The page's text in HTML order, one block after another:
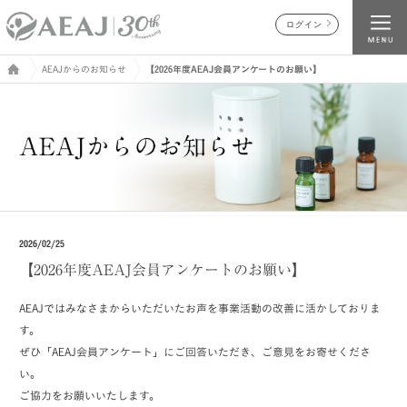
ログイン
AEAJからのお知らせ 【2026年度AEAJ会員アンケートのお願い】
2026/02/25
【2026年度AEAJ会員アンケートのお願い】
AEAJではみなさまからいただいたお声を事業活動の改善に活かしておりま
す。
ぜひ「AEAJ会員アンケート」にご回答いただき、ご意見をお寄せくださ
い。
ご協力をお願いいたします。